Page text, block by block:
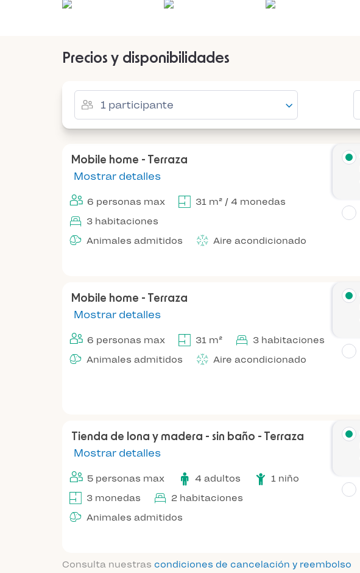
Precios y disponibilidades
Mobile home - Terraza
Mostrar detalles
6 personas max
31 m² / 4 monedas
3 habitaciones
Animales admitidos
Aire acondicionado
Mobile home - Terraza
Mostrar detalles
6 personas max 31 m²
3 habitaciones
Animales admitidos
Aire acondicionado
Tienda de lona y madera - sin baño - Terraza
Mostrar detalles
5 personas max 4 adultos
1 niño
3 monedas
2 habitaciones
Animales admitidos
Consulta nuestras condiciones de cancelación y reembolso